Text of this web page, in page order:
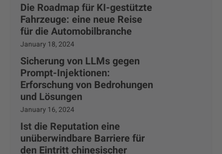
Die Roadmap für KI-gestützte
Fahrzeuge: eine neue Reise
für die Automobilbranche
January 18, 2024
Sicherung von LLMs gegen
Prompt-Injektionen:
Erforschung von Bedrohungen
und Lösungen
January 16, 2024
Ist die Reputation eine
unüberwindbare Barriere für
den Eintritt chinesischer